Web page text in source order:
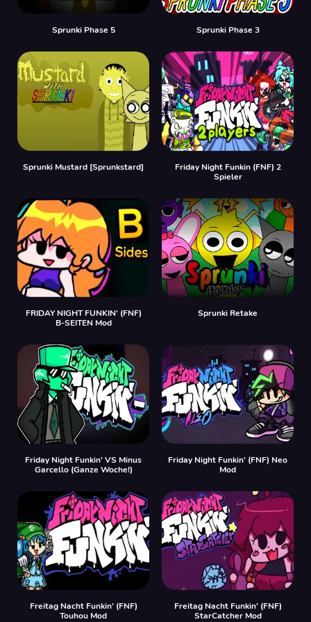
Sprunki Phase 5 Sprunki Phase 3
Sprunki Mustard [Sprunkstard]
Friday Night Funkin (FNF) 2
Spieler
FRIDAY NIGHT FUNKIN' (FNF)
B-SEITEN Mod
Sprunki Retake
Friday Night Funkin' VS Minus
Garcello (Ganze Woche!)
Friday Night Funkin' (FNF) Neo
Mod
Freitag Nacht Funkin' (FNF)
Touhou Mod
Freitag Nacht Funkin' (FNF)
StarCatcher Mod